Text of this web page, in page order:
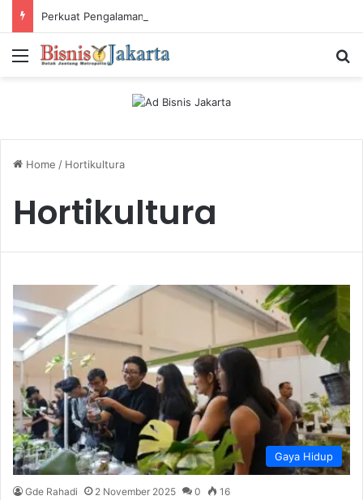
Menu
Home / Hortikultura
Hortikultura
Gaya Hidup
Gde Rahadi 2 November 2025 0 16